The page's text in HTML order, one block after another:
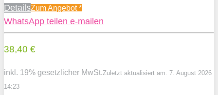
DetailsZum Angebot*
WhatsApp teilen e-mailen
38,40 €
inkl. 19% gesetzlicher MwSt.Zuletzt aktualisiert am: 7. August 2026
14:23